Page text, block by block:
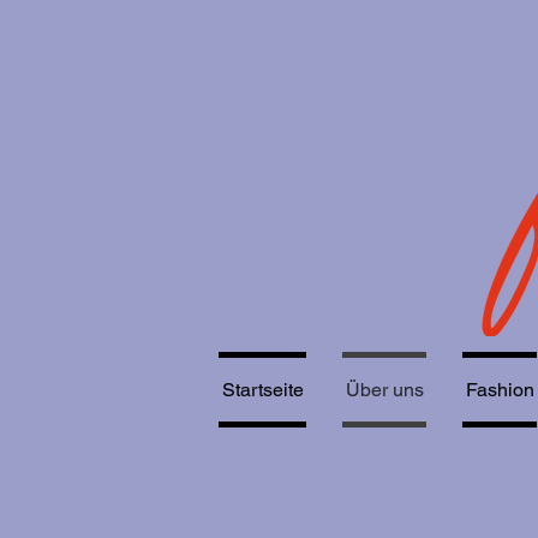
Startseite Über uns Fashion